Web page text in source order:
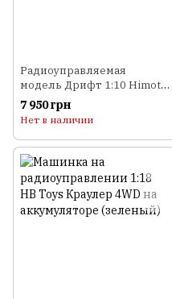
Радиоуправляемая
модель Дрифт 1:10 Himoto
DRIFT TC HI4123 Brushed
(Toyota Soarer)
7 950 грн
Нет в наличии